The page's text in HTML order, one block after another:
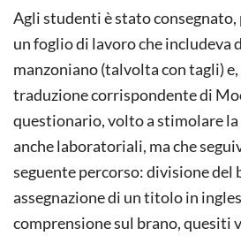
Agli studenti è stato
un foglio di lavoro che includeva
manzoniano (talvolta con tagli)
traduzione corrispondente di
questionario, volto a stimolare
anche laboratoriali, ma che
seguente percorso: divisione del
assegnazione di un titolo in
comprensione sul brano, quesiti